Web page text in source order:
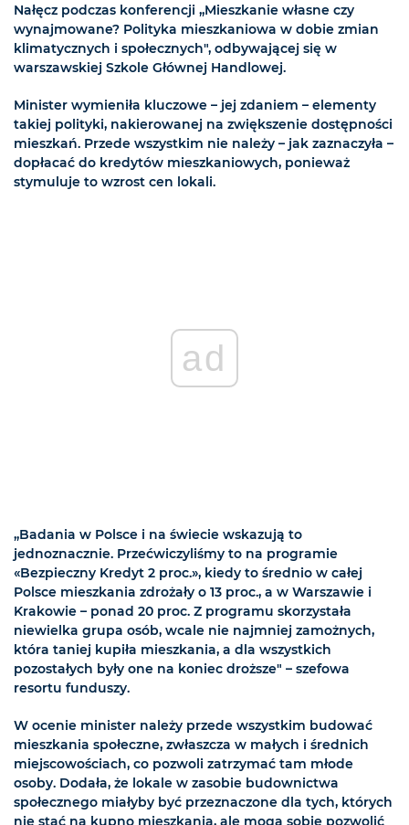
Nałęcz podczas konferencji „Mieszkanie własne czy
wynajmowane? Polityka mieszkaniowa w dobie zmian
klimatycznych i społecznych", odbywającej się w
warszawskiej Szkole Głównej Handlowej.
Minister wymieniła kluczowe – jej zdaniem – elementy
takiej polityki, nakierowanej na zwiększenie dostępności
mieszkań. Przede wszystkim nie należy – jak zaznaczyła –
dopłacać do kredytów mieszkaniowych, ponieważ
stymuluje to wzrost cen lokali.
ad
„Badania w Polsce i na świecie wskazują to
jednoznacznie. Przećwiczyliśmy to na programie
«Bezpieczny Kredyt 2 proc.», kiedy to średnio w całej
Polsce mieszkania zdrożały o 13 proc., a w Warszawie i
Krakowie – ponad 20 proc. Z programu skorzystała
niewielka grupa osób, wcale nie najmniej zamożnych,
która taniej kupiła mieszkania, a dla wszystkich
pozostałych były one na koniec droższe" – szefowa
resortu funduszy.
W ocenie minister należy przede wszystkim budować
mieszkania społeczne, zwłaszcza w małych i średnich
miejscowościach, co pozwoli zatrzymać tam młode
osoby. Dodała, że lokale w zasobie budownictwa
społecznego miałyby być przeznaczone dla tych, których
nie stać na kupno mieszkania, ale mogą sobie pozwolić